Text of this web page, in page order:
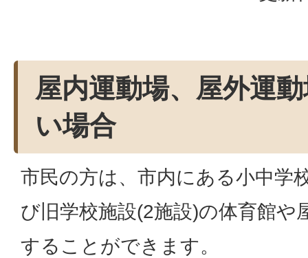
屋内運動場、屋外運
い場合
市民の方は、市内にある小中学
び旧学校施設(2施設)の体育館や
することができます。